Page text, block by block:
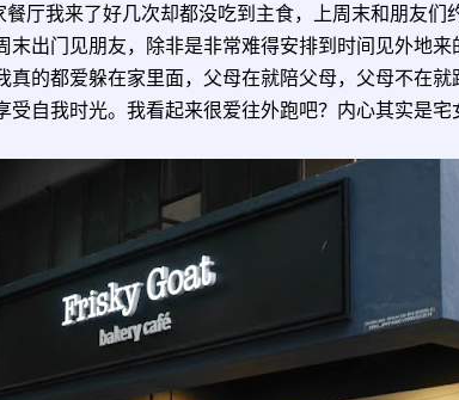
厅我来了好几次却都没吃到主食，上周末和朋友们
末出门见朋友，除非是非常难得安排到时间见外地
真的都爱躲在家里面，父母在就陪父母，父母不在
受自我时光。我看起来很爱往外跑吧？内心其实是宅